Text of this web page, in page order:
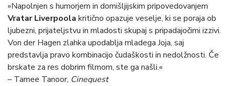
»Napolnjen s humorjem in domišljijskim pripovedovanjem
Vratar Liverpoola kritično opazuje veselje, ki se poraja ob
ljubezni, prijateljstvu in mladosti skupaj s pripadajočimi izzivi.
Von der Hagen zlahka upodablja mladega Joja, saj
predstavlja pravo kombinacijo čudaškosti in nedolžnosti. Če
brskate za res dobrim filmom, ste ga našli.«
– Tamee Tanoor, Cinequest